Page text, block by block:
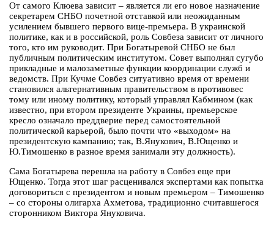
От самого Клюева зависит – является ли его новое назначение
секретарем СНБО почетной отставкой или неожиданным
усилением бывшего первого вице-премьера. В украинской
политике, как и в российской, роль Совбеза зависит от личного
того, кто им руководит. При Богатыревой СНБО не был
публичным политическим институтом. Совет выполнял сугубо
прикладные и малозаметные функции координации служб и
ведомств. При Кучме Совбез ситуативно время от времени
становился альтернативным правительством в противовес
тому или иному политику, который управлял Кабмином (как
известно, при втором президенте Украины, премьерское
кресло означало преддверие перед самостоятельной
политической карьерой, было почти что «выходом» на
президентскую кампанию; так, В.Янукович, В.Ющенко и
Ю.Тимошенко в разное время занимали эту должность).
Сама Богатырева перешла на работу в Совбез еще при
Ющенко. Тогда этот шаг расценивался экспертами как попытка
договориться с президентом и новым премьером – Тимошенко
– со стороны олигарха Ахметова, традиционно считавшегося
сторонником Виктора Януковича.